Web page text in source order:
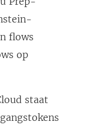
flows
op
staat